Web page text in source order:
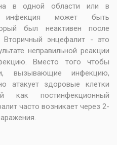
в одной области или в
инфекция может быть
был неактивен после
Вторичный энцефалит - это
неправильной реакции
Вместо того чтобы
вызывающие инфекцию,
атакует здоровые клетки
как постинфекционный
часто возникает через 2-